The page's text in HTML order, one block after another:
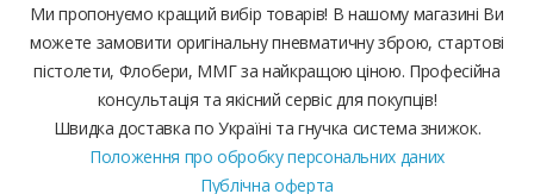
Ми пропонуємо кращий вибір товарів! В нашому магазині Ви
можете замовити оригінальну пневматичну зброю, стартові
пістолети, Флобери, ММГ за найкращою ціною. Професійна
консультація та якісний сервіс для покупців!
Швидка доставка по Україні та гнучка система знижок.
Положення про обробку персональних даних
Публічна оферта